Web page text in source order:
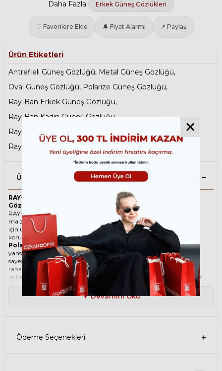
Daha Fazla Erkek Güneş Gözlükleri
♡ Favorilere Ekle 🔔 Fiyat Alarmı ↗ Paylaş
Ürün Etiketleri
Antrefleli Güneş Gözlüğü, Metal Güneş Gözlüğü,
Oval Güneş Gözlüğü, Polarize Güneş Gözlüğü,
Ray-Ban Erkek Güneş Gözlüğü,
Ray-Ban Kadın Güneş Gözlüğü,
Ray-Ban Metal Güneş Gözlükleri
Ray-Ban Polarize Güneş Gözlükleri
Ürün Açıklaması
RAY-BAN Oval 3547 9202S2 51 Polarize ROSE Unisex Güneş
Gözlüğü
RAY-BAN ikonik Oval Metal güneş gözlüğü, tarzı ve kaliteli
malzemesi ile göz alıcı bir aksesuar. Hem erkekler hem de kadınlar
için uygun olan bu güneş gözlüğü, güneşin zararlı ışınlarından
korunmanızı sağlarken, stilinizi de yansıtır.
Polarize güneş gözlüğü
, güneş ışınlarının yatay yüzeylerden
yansımasını engelleyen özel bir filtre içeren bir gözlük türüdür. Bu
sayede, gözlerinizin parlama, yansıma, kamaşma gibi
rahatsızlıklardan korunmasını sağlar. Polarize güneş gözlüğü
kullanmak, hem görüş kalitenizi artırır hem de göz sağlığınızı korur.
Ürün Faydaları
• RAY-BAN Oval 3547 9202S2 51 Polarize ROSE Unisex güneş
gözlüğü, yüksek kaliteli Metal çerçeveye ve Mineral lense sahiptir. Bu
malzemeler, güneş gözlüğünüzün uzun ömürlü, dayanıklı ve
gözlüğü, %100 UV koruması sunar. Bu sayede, gözlerinizi güneşin
zararlı ışınlarından korur ve göz sağlığınızı korur. Yeşil cam rengi,
▼ Devamını Oku
Ödeme Seçenekleri